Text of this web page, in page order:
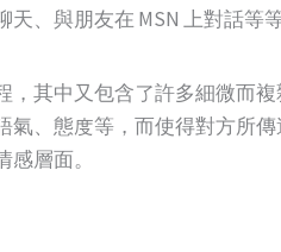
、與朋友在 MSN 上對話等
，其中又包含了許多細微而
氣、態度等，而使得對方所
層面。